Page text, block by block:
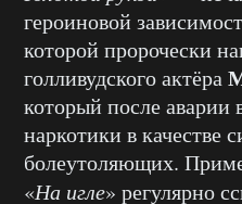
героиновой
которой пророчески
голливудского актёра
который после аварии
наркотики в качестве
болеутоляющих.
«На игле» регулярно